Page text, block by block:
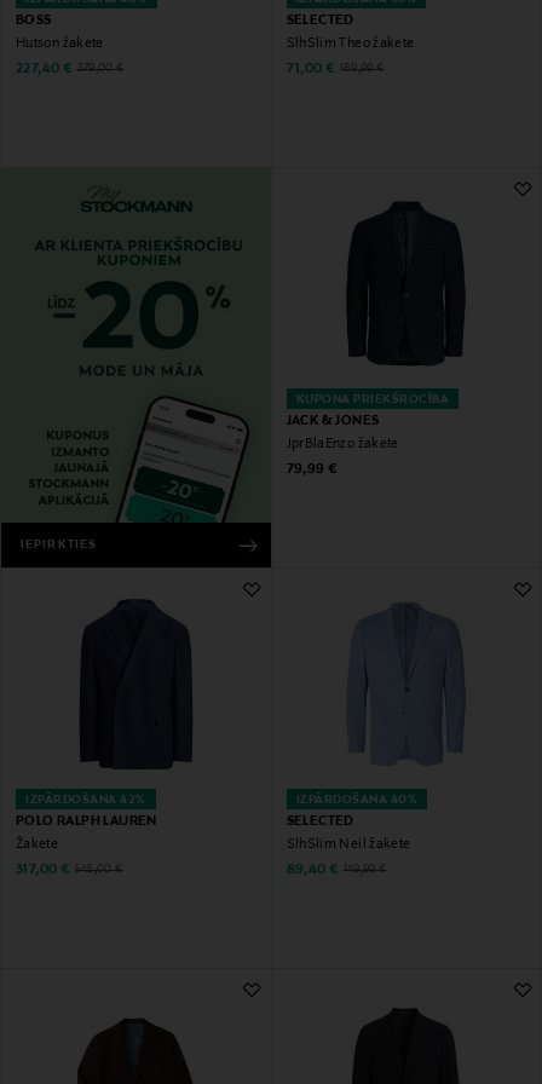
BOSS
Hutson žakete
Discounted Price
227,40 € Original Price
379,00 €
SELECTED
SlhSlim Theo žakete
Discounted Price
71,00 € Original Price
189,99 €
IEPIRKTIES
KUPONA PRIEKŠROCĪBA
JACK & JONES
JprBlaEnzo žakete
Original Price
79,99 €
IZPĀRDOŠANA 42%
POLO RALPH LAUREN
Žakete
Discounted Price
317,00 € Original Price
545,00 €
IZPĀRDOŠANA 40%
SELECTED
SlhSlim Neil žakete
Discounted Price
89,40 € Original Price
149,99 €